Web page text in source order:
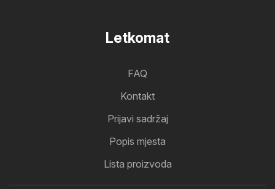
Letkomat
FAQ
Kontakt
Prijavi sadržaj
Popis mjesta
Lista proizvoda